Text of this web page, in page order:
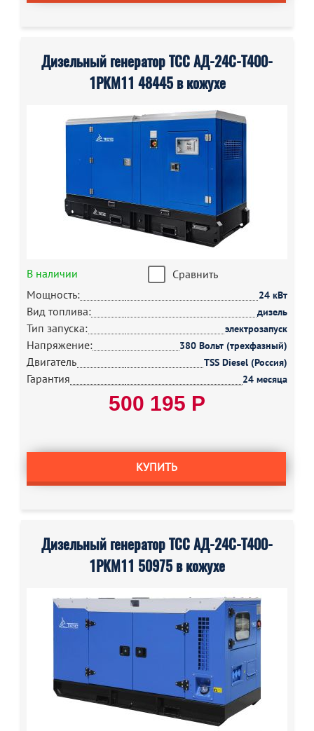
Дизельный генератор ТСС АД-24С-Т400-
1РКМ11 48445 в кожухе
В наличии
Сравнить
Мощность:
24 кВт
Вид топлива: дизель
Тип запуска: электрозапуск
Напряжение: 380 Вольт (трехфазный)
Двигатель TSS Diesel (Россия)
Гарантия 24 месяца
500 195 Р
КУПИТЬ
Дизельный генератор ТСС АД-24С-Т400-
1РКМ11 50975 в кожухе